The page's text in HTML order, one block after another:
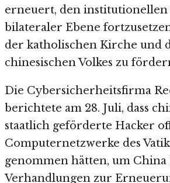
erneuert, den institutionellen
bilateraler Ebene
der katholischen Kirche und
chinesischen Volkes zu
Die Cybersicherheitsfirma
berichtete am 28. Juli, dass
staatlich geförderte Hacker
Computernetzwerke des
genommen hätten, um China
Verhandlungen zur